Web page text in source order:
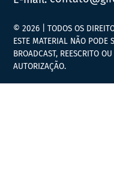
© 2026 | TODOS OS
ESTE MATERIAL NÃO PODE
BROADCAST, REESCRITO
AUTORIZAÇÃO.